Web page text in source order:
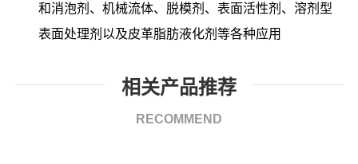
和消泡剂、机械流体、脱模剂、表面活性剂、溶剂型
表面处理剂以及皮革脂肪液化剂等各种应用
相关产品推荐
RECOMMEND